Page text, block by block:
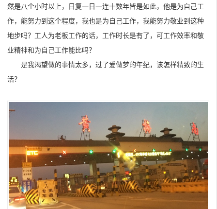
然是八个小时以上，日复一日一连十数年皆是如此，他是为自己工
作，能努力到这个程度，我也是为自己工作，我能努力敬业到这种
地步吗？工人为老板工作的话，工作时长是有了，可工作效率和敬
业精神和为自己工作能比吗？
是我渴望做的事情太多，过了爱做梦的年纪，该怎样精致的生
活？